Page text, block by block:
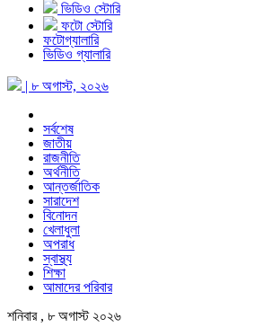
ভিডিও স্টোরি
ফটো স্টোরি
ফটোগ্যালারি
ভিডিও গ্যালারি
| ৮ অগাস্ট, ২০২৬
সর্বশেষ
জাতীয়
রাজনীতি
অর্থনীতি
আন্তর্জাতিক
সারাদেশ
বিনোদন
খেলাধুলা
অপরাধ
স্বাস্থ্য
শিক্ষা
আমাদের পরিবার
শনিবার , ৮ অগাস্ট ২০২৬